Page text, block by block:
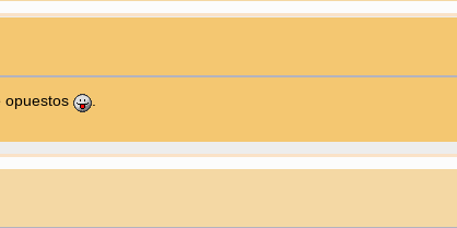
opuestos .